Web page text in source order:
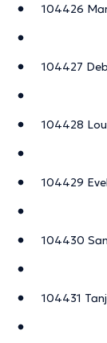
104426
104427
104428
104429
104430
104431